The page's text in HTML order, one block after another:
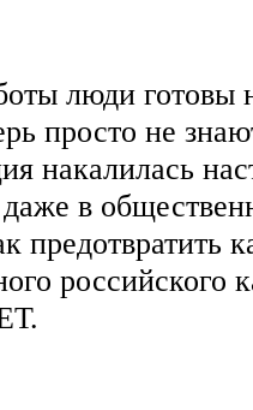
люди готовы
просто не
накалилась
в
предотвратить